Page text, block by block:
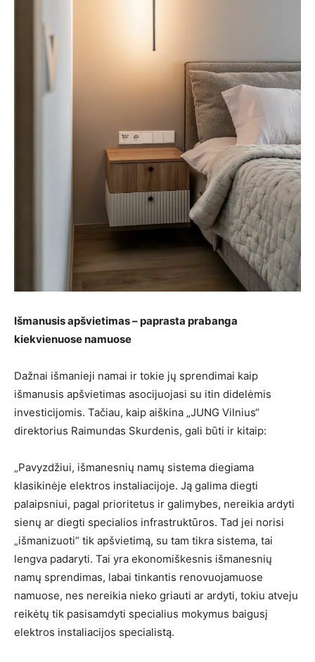
Išmanusis apšvietimas – paprasta prabanga
kiekvienuose namuose
Dažnai išmanieji namai ir tokie jų sprendimai kaip
išmanusis apšvietimas asocijuojasi su itin didelėmis
investicijomis. Tačiau, kaip aiškina „JUNG Vilnius“
direktorius Raimundas Skurdenis, gali būti ir kitaip:
„Pavyzdžiui, išmanesnių namų sistema diegiama
klasikinėje elektros instaliacijoje. Ją galima diegti
palaipsniui, pagal prioritetus ir galimybes, nereikia ardyti
sienų ar diegti specialios infrastruktūros. Tad jei norisi
„išmanizuoti“ tik apšvietimą, su tam tikra sistema, tai
lengva padaryti. Tai yra ekonomiškesnis išmanesnių
namų sprendimas, labai tinkantis renovuojamuose
namuose, nes nereikia nieko griauti ar ardyti, tokiu atveju
reikėtų tik pasisamdyti specialius mokymus baigusį
elektros instaliacijos specialistą.